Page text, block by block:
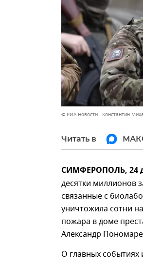
© РИА Новости . Константин
Читать в
СИМФЕРОПОЛЬ, 24
десятки миллионов
связанные с
уничтожила сотни
пожара в доме
Александр
О главных событиях